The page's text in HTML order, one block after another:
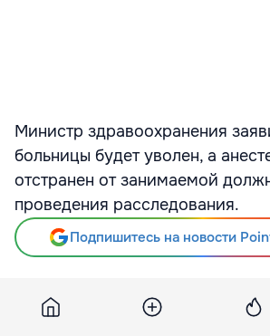
Министр здравоохранения
больницы будет уволен, а
отстранен от занимаемой
проведения расследования.
Подпишитесь на новости
Источник